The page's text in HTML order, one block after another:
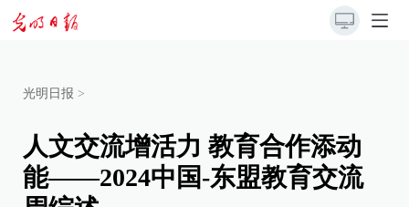
光明日报 >
人文交流增活力 教育合作添动
能——2024中国-东盟教育交流